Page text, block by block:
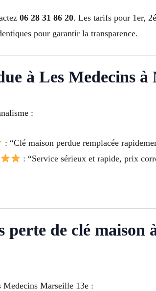
06 28 31 86 20. Les tarifs pour 1er,
pour garantir la transparence.
à Les Medecins à
:
: “Clé maison perdue remplacée
: “Service sérieux et rapide, prix
de clé maison
Medecins Marseille 13e :